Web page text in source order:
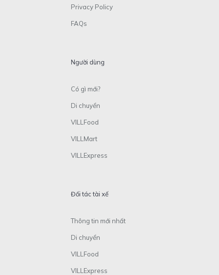
Privacy Policy
FAQs
Người dùng
Có gì mới?
Di chuyển
VILLFood
VILLMart
VILLExpress
Đối tác tài xế
Thông tin mới nhất
Di chuyển
VILLFood
VILLExpress